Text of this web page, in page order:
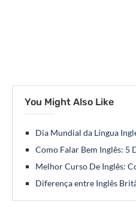
You Might Also Like
Dia Mundial da Língua
Como Falar Bem Inglês: 5
Melhor Curso De Inglês:
Diferença entre Inglês